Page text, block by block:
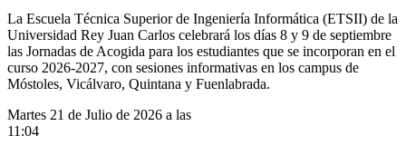
La Escuela Técnica Superior de Ingeniería Informática (ETSII) de la
Universidad Rey Juan Carlos celebrará los días 8 y 9 de septiembre
las Jornadas de Acogida para los estudiantes que se incorporan en el
curso 2026-2027, con sesiones informativas en los campus de
Móstoles, Vicálvaro, Quintana y Fuenlabrada.
Martes 21 de Julio de 2026 a las
11:04